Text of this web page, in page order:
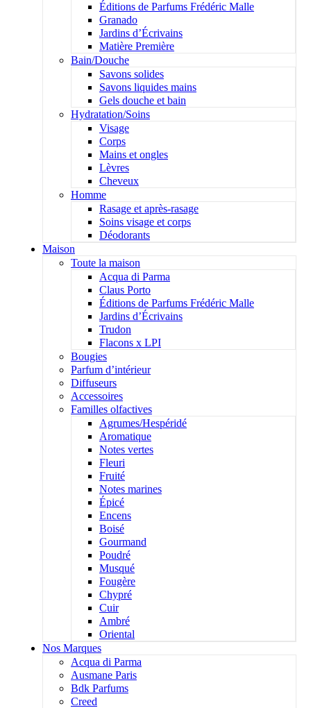
Éditions de Parfums Frédéric Malle
Granado
Jardins d’Écrivains
Matière Première
Bain/Douche
Savons solides
Savons liquides mains
Gels douche et bain
Hydratation/Soins
Visage
Corps
Mains et ongles
Lèvres
Cheveux
Homme
Rasage et après-rasage
Soins visage et corps
Déodorants
Maison
Toute la maison
Acqua di Parma
Claus Porto
Éditions de Parfums Frédéric Malle
Jardins d’Écrivains
Trudon
Flacons x LPI
Bougies
Parfum d’intérieur
Diffuseurs
Accessoires
Familles olfactives
Agrumes/Hespéridé
Aromatique
Notes vertes
Fleuri
Fruité
Notes marines
Épicé
Encens
Boisé
Gourmand
Poudré
Musqué
Fougère
Chypré
Cuir
Ambré
Oriental
Nos Marques
Acqua di Parma
Ausmane Paris
Bdk Parfums
Creed